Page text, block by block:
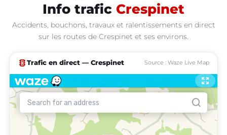
Info trafic Crespinet
Accidents, bouchons, travaux et ralentissements en direct
sur les routes de Crespinet et ses environs.
traffic Trafic en direct — Crespinet Source : Waze Live Map